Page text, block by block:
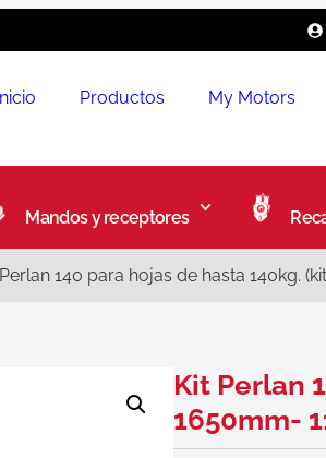
Productos My Motors
Mandos y receptores
140 para hojas de hasta 140kg.
Kit Perlan
1650mm-